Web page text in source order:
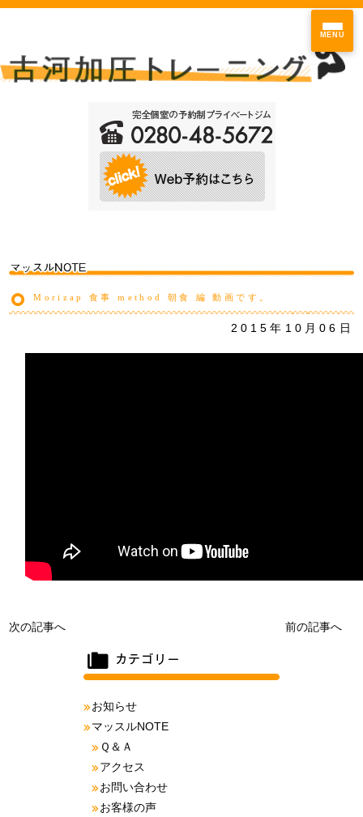
MENU
Morizap 食事 method 朝食 編 動画です。
2015年10月06日
次の記事へ 前の記事へ
お知らせ
マッスルNOTE
Ｑ＆Ａ
アクセス
お問い合わせ
お客様の声